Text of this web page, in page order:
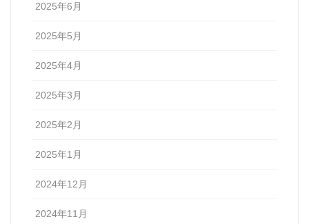
2025年6月
2025年5月
2025年4月
2025年3月
2025年2月
2025年1月
2024年12月
2024年11月